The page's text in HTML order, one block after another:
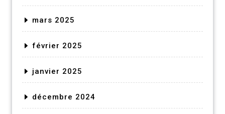
mars 2025
février 2025
janvier 2025
décembre 2024